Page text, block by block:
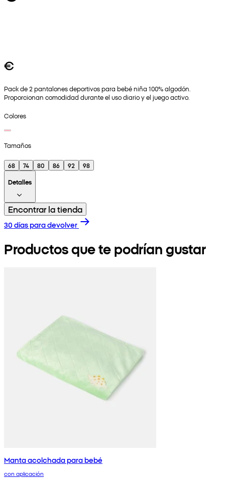
€
Pack de 2 pantalones deportivos para bebé niña 100% algodón.
Proporcionan comodidad durante el uso diario y el juego activo.
Colores
Tamaños
68 74 80 86 92
98
Detalles
Encontrar la tienda
30 días para devolver
Productos que te podrían gustar
Manta acolchada para bebé
con aplicación